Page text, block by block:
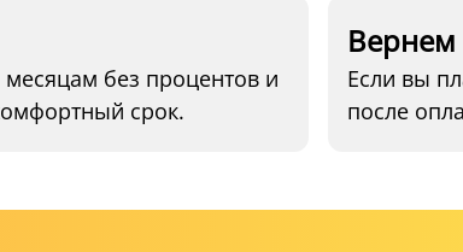
без процентов и
срок.
Вернем
Если вы
после